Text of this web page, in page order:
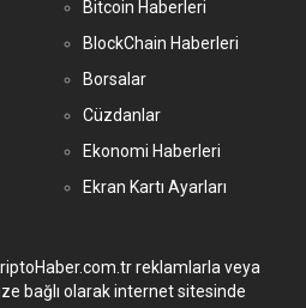
Bitcoin Haberleri
BlockChain Haberleri
Borsalar
Cüzdanlar
Ekonomi Haberleri
Ekran Kartı Ayarları
reklamlarla veya
bağlı olarak internet sitesinde